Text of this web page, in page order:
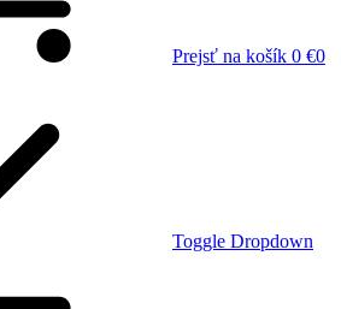
Prejsť na košík 0 €0
Toggle Dropdown